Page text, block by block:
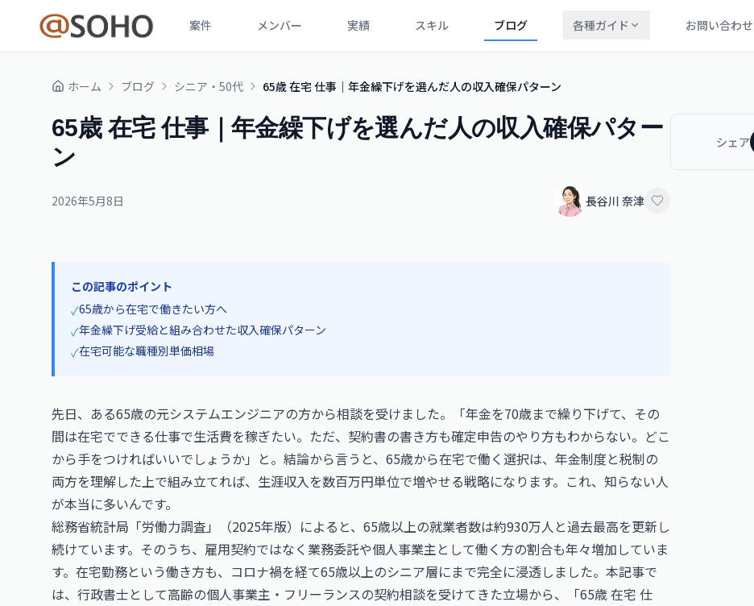
案件 メンバー 実績 スキル ブログ 各種ガイド お問い合わせ
ホーム ブログ シニア・50代 65歳 在宅 仕事｜年金繰下げを選んだ人の収入確保パターン
65歳 在宅 仕事｜年金繰下げを選んだ人の収入確保パター
ン
2026年5月8日 長谷川 奈津
この記事のポイント
✓65歳から在宅で働きたい方へ
✓年金繰下げ受給と組み合わせた収入確保パターン
✓在宅可能な職種別単価相場
先日、ある65歳の元システムエンジニアの方から相談を受けました。「年金を70歳まで繰り下げて、その
間は在宅でできる仕事で生活費を稼ぎたい。ただ、契約書の書き方も確定申告のやり方もわからない。どこ
から手をつければいいでしょうか」と。結論から言うと、65歳から在宅で働く選択は、年金制度と税制の
両方を理解した上で組み立てれば、生涯収入を数百万円単位で増やせる戦略になります。これ、知らない人
が本当に多いんです。
総務省統計局「労働力調査」（2025年版）によると、65歳以上の就業者数は約930万人と過去最高を更新し
続けています。そのうち、雇用契約ではなく業務委託や個人事業主として働く方の割合も年々増加していま
す。在宅勤務という働き方も、コロナ禍を経て65歳以上のシニア層にまで完全に浸透しました。本記事で
は、行政書士として高齢の個人事業主・フリーランスの契約相談を受けてきた立場から、「65歳 在宅 仕
シェア